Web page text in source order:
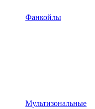
Фанкойлы
Мультизональные